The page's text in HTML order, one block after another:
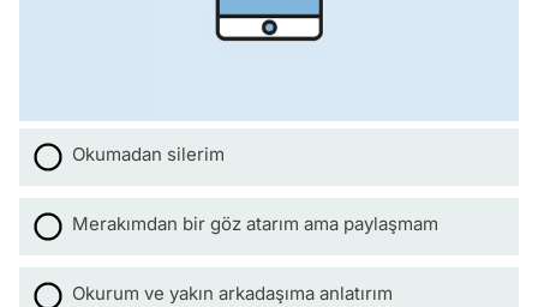
Okumadan silerim
Merakımdan bir göz atarım ama paylaşmam
Okurum ve yakın arkadaşıma anlatırım